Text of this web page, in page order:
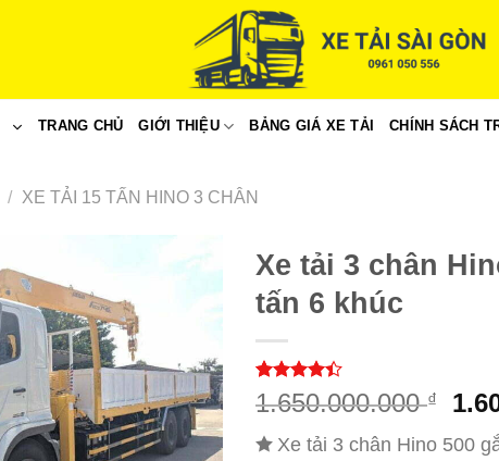
TRANG CHỦ GIỚI THIỆU BẢNG GIÁ XE TẢI CHÍNH SÁCH
/ XE TẢI 15 TẤN HINO 3 CHÂN
Xe tải 3 chân
tấn 6 khúc
4.40trên
5 dựa
20
giá
1.650.000.000₫
Giá
gốc
là:
Xe tải 3 chân Hino 500